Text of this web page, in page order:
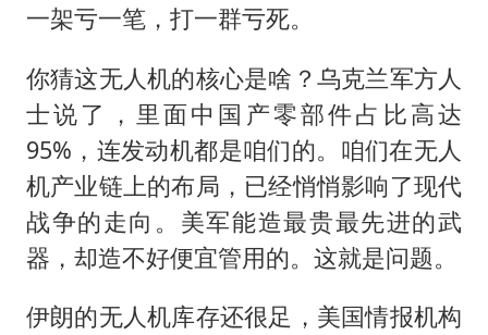
一架亏一笔，打一群亏死。
你猜这无人机的核心是啥？乌克兰军方人
士说了，里面中国产零部件占比高达
95%，连发动机都是咱们的。咱们在无人
机产业链上的布局，已经悄悄影响了现代
战争的走向。美军能造最贵最先进的武
器，却造不好便宜管用的。这就是问题。
伊朗的无人机库存还很足，美国情报机构